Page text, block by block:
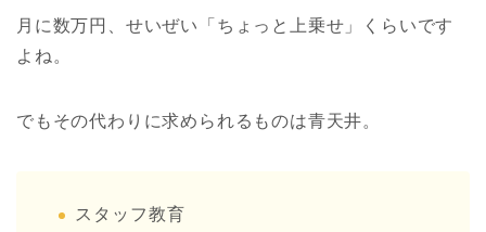
月に数万円、せいぜい「ちょっと上乗せ」くらいです
よね。
でもその代わりに求められるものは青天井。
スタッフ教育